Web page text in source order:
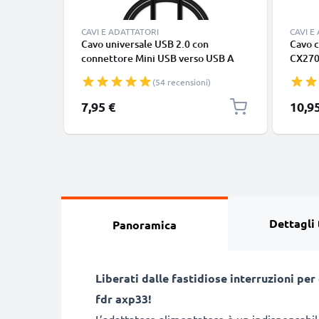
CAVI E ADATTATORI
Cavo universale USB 2.0 con
connettore Mini USB verso USB A
nero
(54 recensioni)
7,95 €
CAVI E
Cavo
video
Panoramica Dettagli
Liberati dalle fastidiose interruzioni per
fdr axp33!